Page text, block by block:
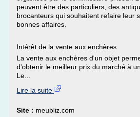
peuvent être des particuliers, des
brocanteurs qui souhaitent refaire leur
bonnes affaires.
Intérêt de la vente aux enchères
La vente aux enchères d'un objet
d'obtenir le meilleur prix du marché à
Le...
Lire la suite
Site : meubliz.com